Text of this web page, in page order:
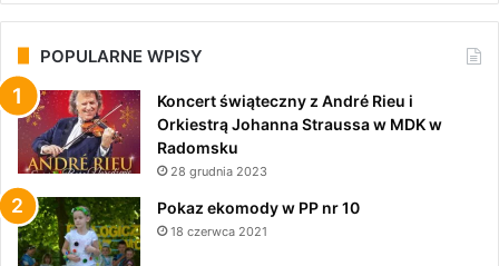
POPULARNE WPISY
Koncert świąteczny z André Rieu i
Orkiestrą Johanna Straussa w MDK w
Radomsku
28 grudnia 2023
Pokaz ekomody w PP nr 10
18 czerwca 2021